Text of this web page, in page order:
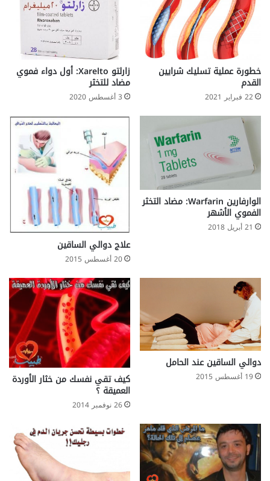
ة
؟
ن
د
ا
م
خطورة عملية تسليك شرايين
القدم
22 فبراير 2021
زارلتو Xarelto: أول دواء فموي
مضاد للتخثر
3 أغسطس 2020
الوارفارين Warfarin: مضاد التخثر
الفموي الأشهر
21 أبريل 2018
علاج دوالي الساقين
20 أغسطس 2015
دوالي الساقين عند الحامل
19 أغسطس 2015 كيف تقي نفسك من خثار الأوردة
العميقة ؟
26 نوفمبر 2014